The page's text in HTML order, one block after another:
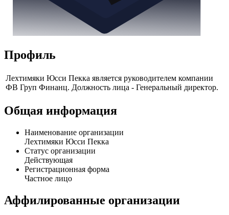
Профиль
Лехтимяки Юсси Пекка является руководителем компании
Общая информация
Наименование организации
Лехтимяки Юсси Пекка
Статус организации
Действующая
Регистрационная форма